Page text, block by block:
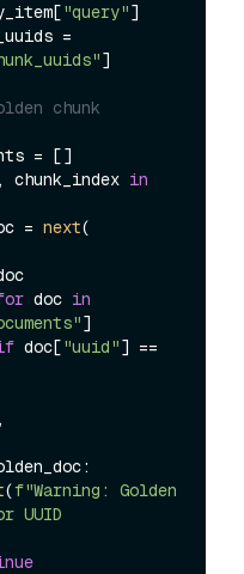
"query"]
]
chunk
chunk_index in
=
next(
doc in
]
doc["uuid"] ==
,
(f"Warning: Golden